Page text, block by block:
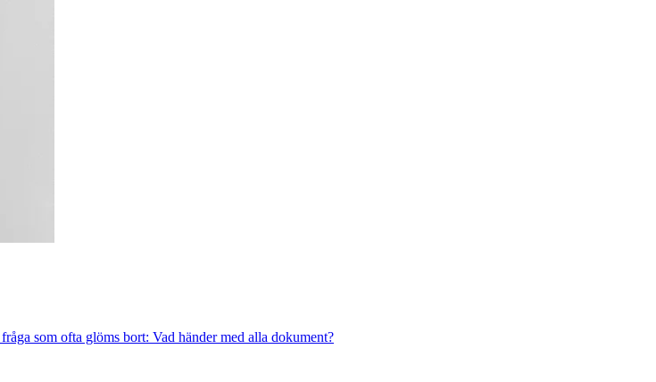
som ofta glöms bort: Vad händer med alla dokument?